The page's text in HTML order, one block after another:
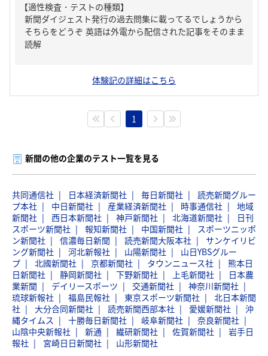
【適性検査・テストの種類】
新聞ダイジェスト発行の過去問集に載ってるでしょうから
そちらをどうぞ 英語は外電から配信された記事をそのまま
読解
体験記の詳細はこちら
1
新聞の他の企業のテスト一覧を見る
共同通信社 日本経済新聞社 毎日新聞社
読売新聞グルー
プ本社
中日新聞社 産業経済新聞社 時事通信社
地域
新聞社
西日本新聞社 神戸新聞社 北海道新聞社
日刊
スポーツ新聞社
報知新聞社 中国新聞社
スポーツニッポ
ン新聞社
信濃毎日新聞 読売新聞大阪本社
サンケイリビ
ング新聞社
河北新報社 山陽新聞社
山日YBSグルー
プ
北國新聞社 京都新聞社 タウンニュース社
熊本日
日新聞社
静岡新聞社 下野新聞社 上毛新聞社
日本農
業新聞
デイリースポーツ 交通新聞社
神奈川新聞社
琉球新報社
福島民報社 東京スポーツ新聞社
北日本新聞
社
大分合同新聞社 読売新聞西部本社 愛媛新聞社
沖
縄タイムス
十勝毎日新聞社 岐阜新聞社
奈良新聞社
山陰中央新報社
新通 繊研新聞社 佐賀新聞社
岩手日
報社
宮崎日日新聞社 山形新聞社